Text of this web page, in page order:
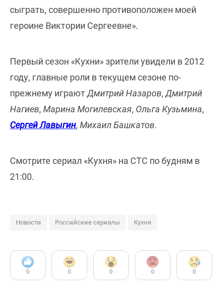
сыграть, совершенно противоположен моей
героине Виктории Сергеевне».
Первый сезон «Кухни» зрители увидели в 2012
году, главные роли в текущем сезоне по-
прежнему играютДмитрий Назаров,Дмитрий
Нагиев, Марина Могилевская, Ольга Кузьмина,
Сергей Лавыгин, Михаил Башкатов.
Смотрите сериал «Кухня» на СТС по будням в
21:00.
Новости Российские сериалы Кухня
0 0 0 0 0